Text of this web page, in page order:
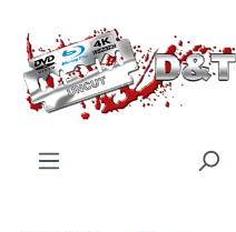
Zum Hauptinhalt springen